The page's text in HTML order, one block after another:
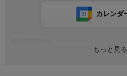
もっと見る
カレンダ